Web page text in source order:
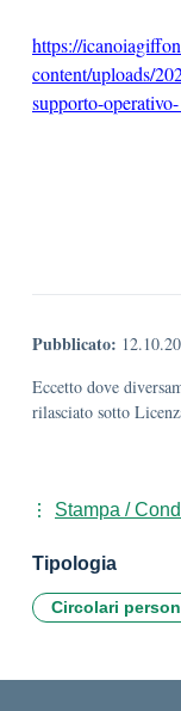
https://
content/uploads/
supporto-
Pubblicato:
Eccetto dove
rilasciato sotto
Stampa /
Tipologia
Circolari